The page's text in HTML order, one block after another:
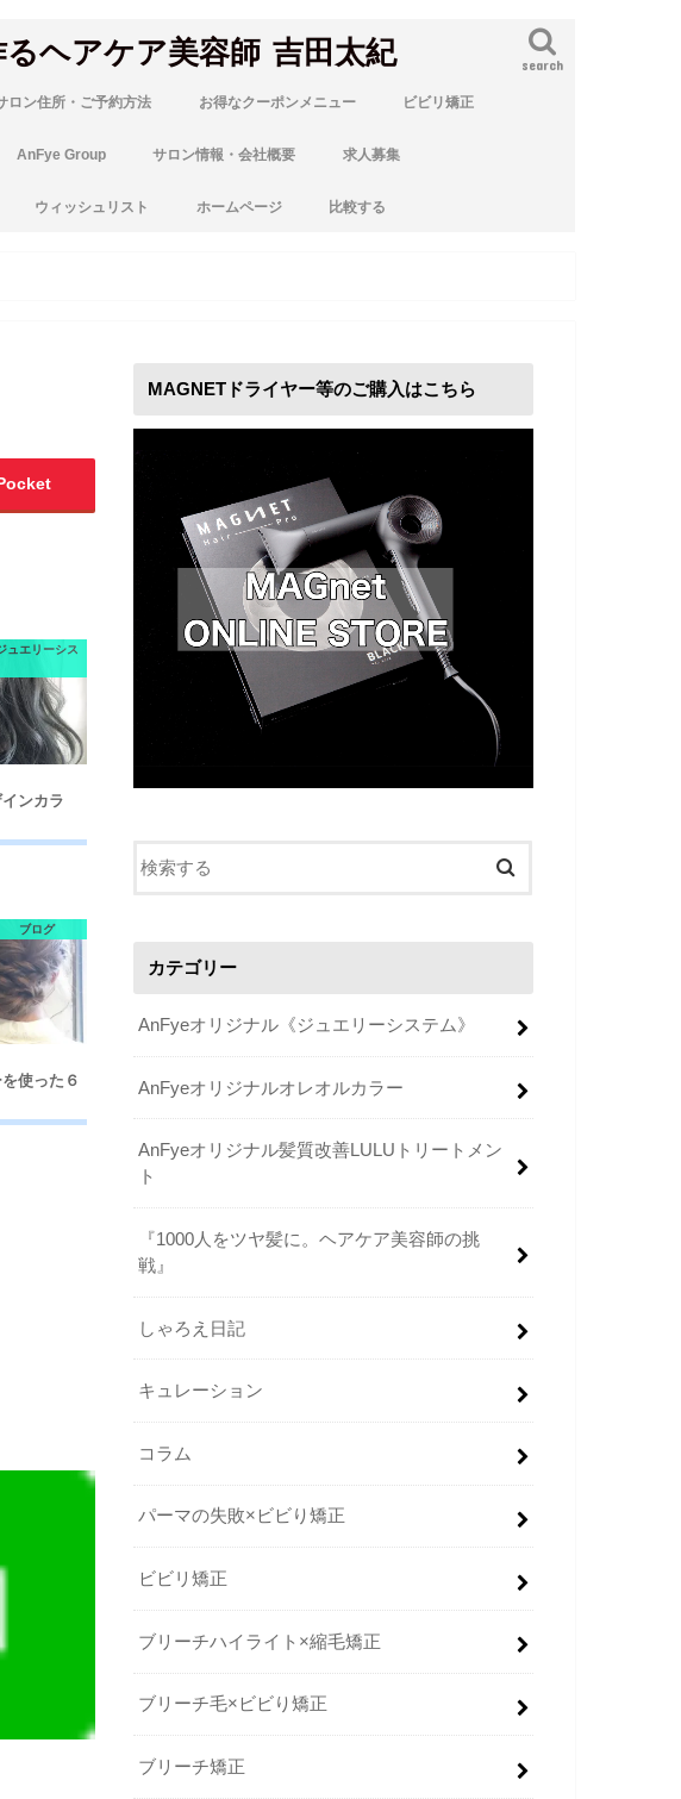
ヘアケア美容師 吉田太紀 search
ロン住所・ご予約方法 お得なクーポンメニュー ビビリ矯正
AnFye Group サロン情報・会社概要 求人募集
ウィッシュリスト ホームページ 比較する
ュエリーシス
ンカラ
ブログ
使った６
MAGNETドライヤー等のご購入はこちら
カテゴリー
AnFyeオリジナル《ジュエリーシステム》
AnFyeオリジナルオレオルカラー
AnFyeオリジナル髪質改善LULUトリートメン
ト
『1000人をツヤ髪に。ヘアケア美容師の挑
戦』
しゃろえ日記
キュレーション
コラム
パーマの失敗×ビビり矯正
ビビリ矯正
ブリーチハイライト×縮毛矯正
ブリーチ毛×ビビり矯正
ブリーチ矯正